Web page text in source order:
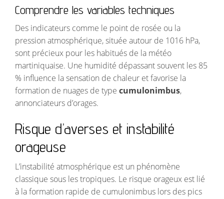
Comprendre les variables techniques
Des indicateurs comme le point de rosée ou la
pression atmosphérique, située autour de 1016 hPa,
sont précieux pour les habitués de la météo
martiniquaise. Une humidité dépassant souvent les 85
% influence la sensation de chaleur et favorise la
formation de nuages de type cumulonimbus,
annonciateurs d’orages.
Risque d’averses et instabilité
orageuse
L’instabilité atmosphérique est un phénomène
classique sous les tropiques. Le risque orageux est lié
à la formation rapide de cumulonimbus lors des pics